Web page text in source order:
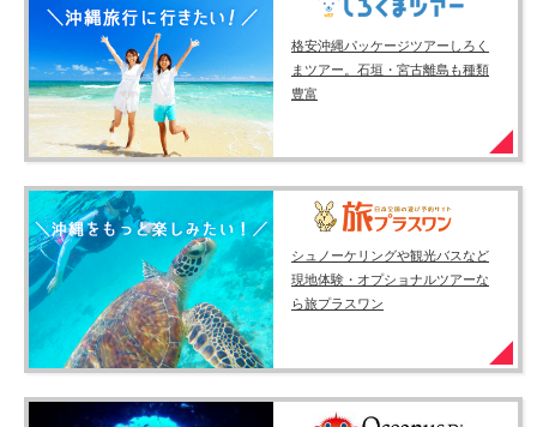
格安沖縄パッケージツアーしろく
まツアー。石垣・宮古離島も種類
豊富
シュノーケリングや観光バスなど
現地体験・オプショナルツアーな
ら旅プラスワン